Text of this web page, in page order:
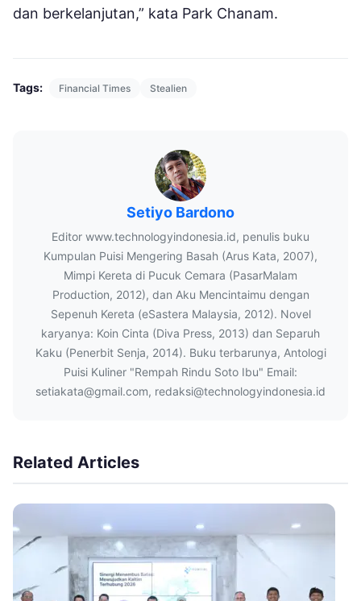
dan berkelanjutan,” kata Park Chanam.
Tags: Financial Times Stealien
Setiyo Bardono
Editor www.technologyindonesia.id, penulis buku
Kumpulan Puisi Mengering Basah (Arus Kata, 2007),
Mimpi Kereta di Pucuk Cemara (PasarMalam
Production, 2012), dan Aku Mencintaimu dengan
Sepenuh Kereta (eSastera Malaysia, 2012). Novel
karyanya: Koin Cinta (Diva Press, 2013) dan Separuh
Kaku (Penerbit Senja, 2014). Buku terbarunya, Antologi
Puisi Kuliner "Rempah Rindu Soto Ibu" Email:
setiakata@gmail.com, redaksi@technologyindonesia.id
Related Articles